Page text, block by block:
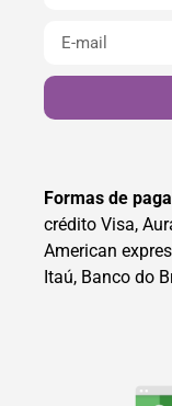
Formas de
crédito Visa,
American
Itaú, Banco do